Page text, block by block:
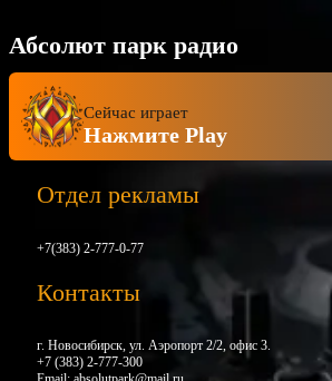
Абсолют парк радио
Сейчас играет
Нажмите Play
Отдел рекламы
+7(383) 2-777-0-77
Контакты
г. Новосибирск, ул. Аэропорт 2/2, офис 3.
+7 (383) 2-777-300